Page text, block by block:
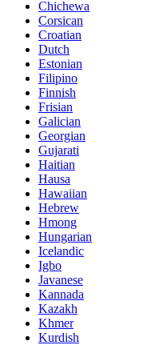
Chichewa
Corsican
Croatian
Dutch
Estonian
Filipino
Finnish
Frisian
Galician
Georgian
Gujarati
Haitian
Hausa
Hawaiian
Hebrew
Hmong
Hungarian
Icelandic
Igbo
Javanese
Kannada
Kazakh
Khmer
Kurdish